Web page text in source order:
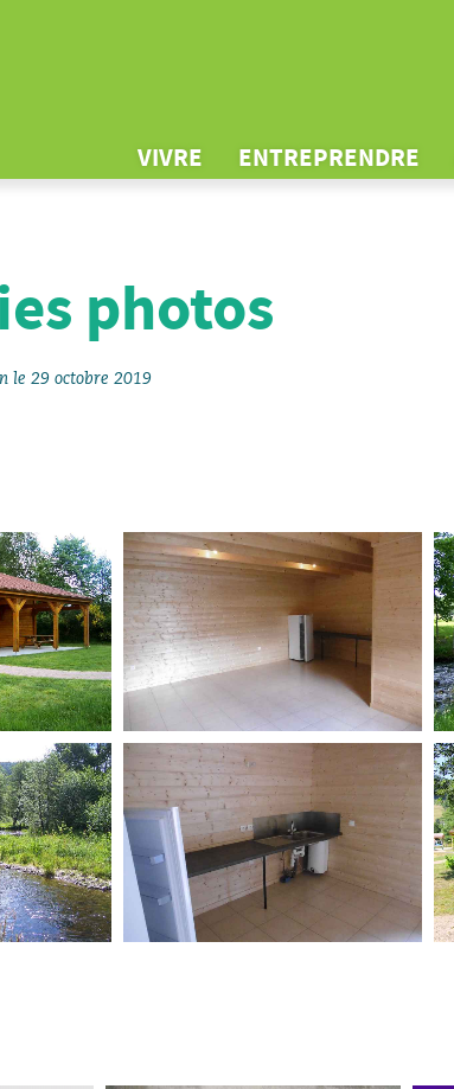
VIVRE ENTREPRENDRE
photos
le 29 octobre 2019